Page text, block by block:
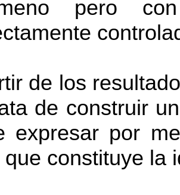
pero
de los
de construir
expresar por
que constituye la